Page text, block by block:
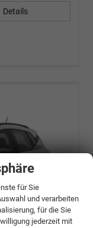
Details
für Sie
und verarbeiten
für die Sie
jederzeit mit